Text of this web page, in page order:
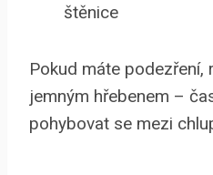
štěnice
Pokud máte
jemným hřebenem –
pohybovat se mezi